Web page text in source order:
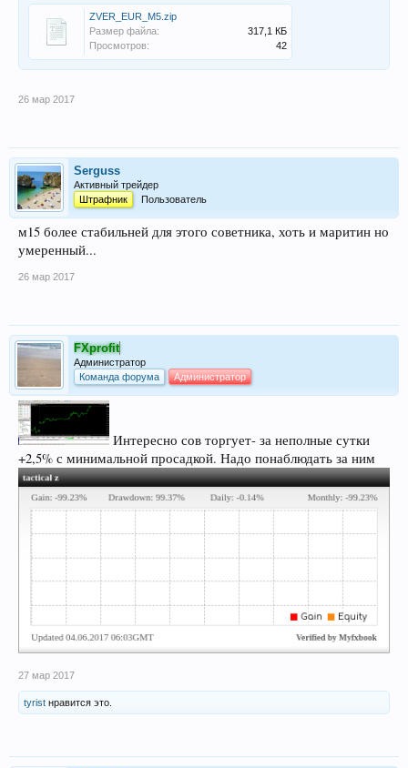
ZVER_EUR_M5.zip
Размер файла:
317,1 КБ
Просмотров:
42
26 мар 2017
Serguss
Активный трейдер
Штрафник
Пользователь
м15 более стабильней для этого советника, хоть и маритин но
умеренный...
26 мар 2017
FXprofit
Администратор
Команда форума
Администратор
Интересно сов торгует- за неполные сутки
+2,5% с минимальной просадкой. Надо понаблюдать за ним
27 мар 2017
tyrist нравится это.